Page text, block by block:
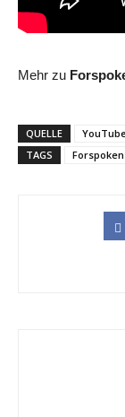
Mehr zu
QUELLE
TAGS
Forspoken